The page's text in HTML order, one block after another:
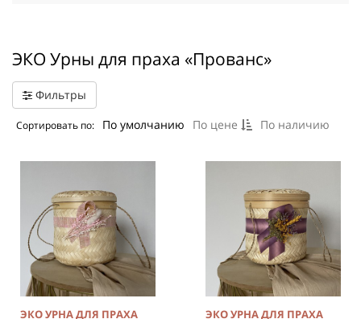
ЭКО Урны для праха «Прованс»
Фильтры
Сортировать по: По умолчанию По цене По наличию
ЭКО УРНА ДЛЯ ПРАХА ЭКО УРНА ДЛЯ ПРАХА